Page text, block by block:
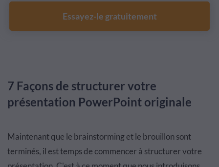
Essayez-le gratuitement
7 Façons de structurer votre
présentation PowerPoint originale
Maintenant que le brainstorming et le brouillon sont
terminés, il est temps de commencer à structurer votre